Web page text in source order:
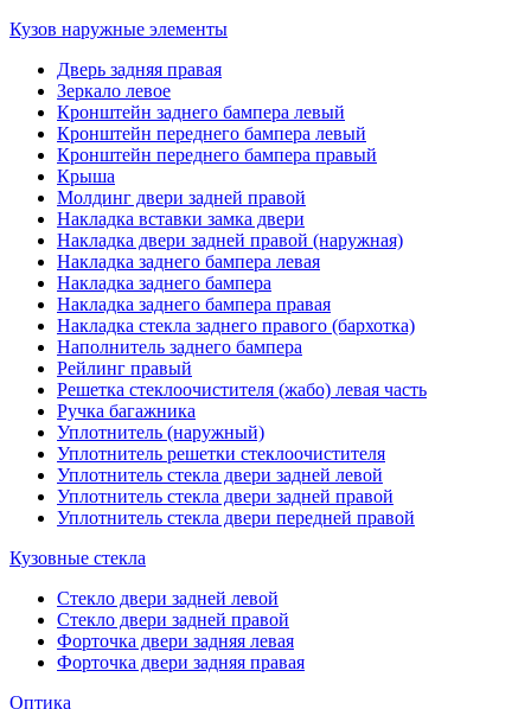
Кузов наружные элементы
Дверь задняя правая
Зеркало левое
Кронштейн заднего бампера левый
Кронштейн переднего бампера левый
Кронштейн переднего бампера правый
Крыша
Молдинг двери задней правой
Накладка вставки замка двери
Накладка двери задней правой (наружная)
Накладка заднего бампера левая
Накладка заднего бампера
Накладка заднего бампера правая
Накладка стекла заднего правого (бархотка)
Наполнитель заднего бампера
Рейлинг правый
Решетка стеклоочистителя (жабо) левая часть
Ручка багажника
Уплотнитель (наружный)
Уплотнитель решетки стеклоочистителя
Уплотнитель стекла двери задней левой
Уплотнитель стекла двери задней правой
Уплотнитель стекла двери передней правой
Кузовные стекла
Стекло двери задней левой
Стекло двери задней правой
Форточка двери задняя левая
Форточка двери задняя правая
Оптика